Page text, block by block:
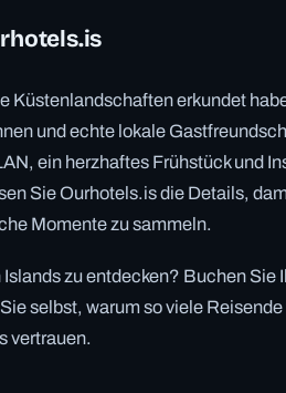
Küstenlandschaften erkundet
und echte lokale
ein herzhaftes Frühstück und
Sie Ourhotels.is die Details,
Momente zu sammeln.
zu entdecken? Buchen Sie
selbst, warum so viele Reisende
vertrauen.